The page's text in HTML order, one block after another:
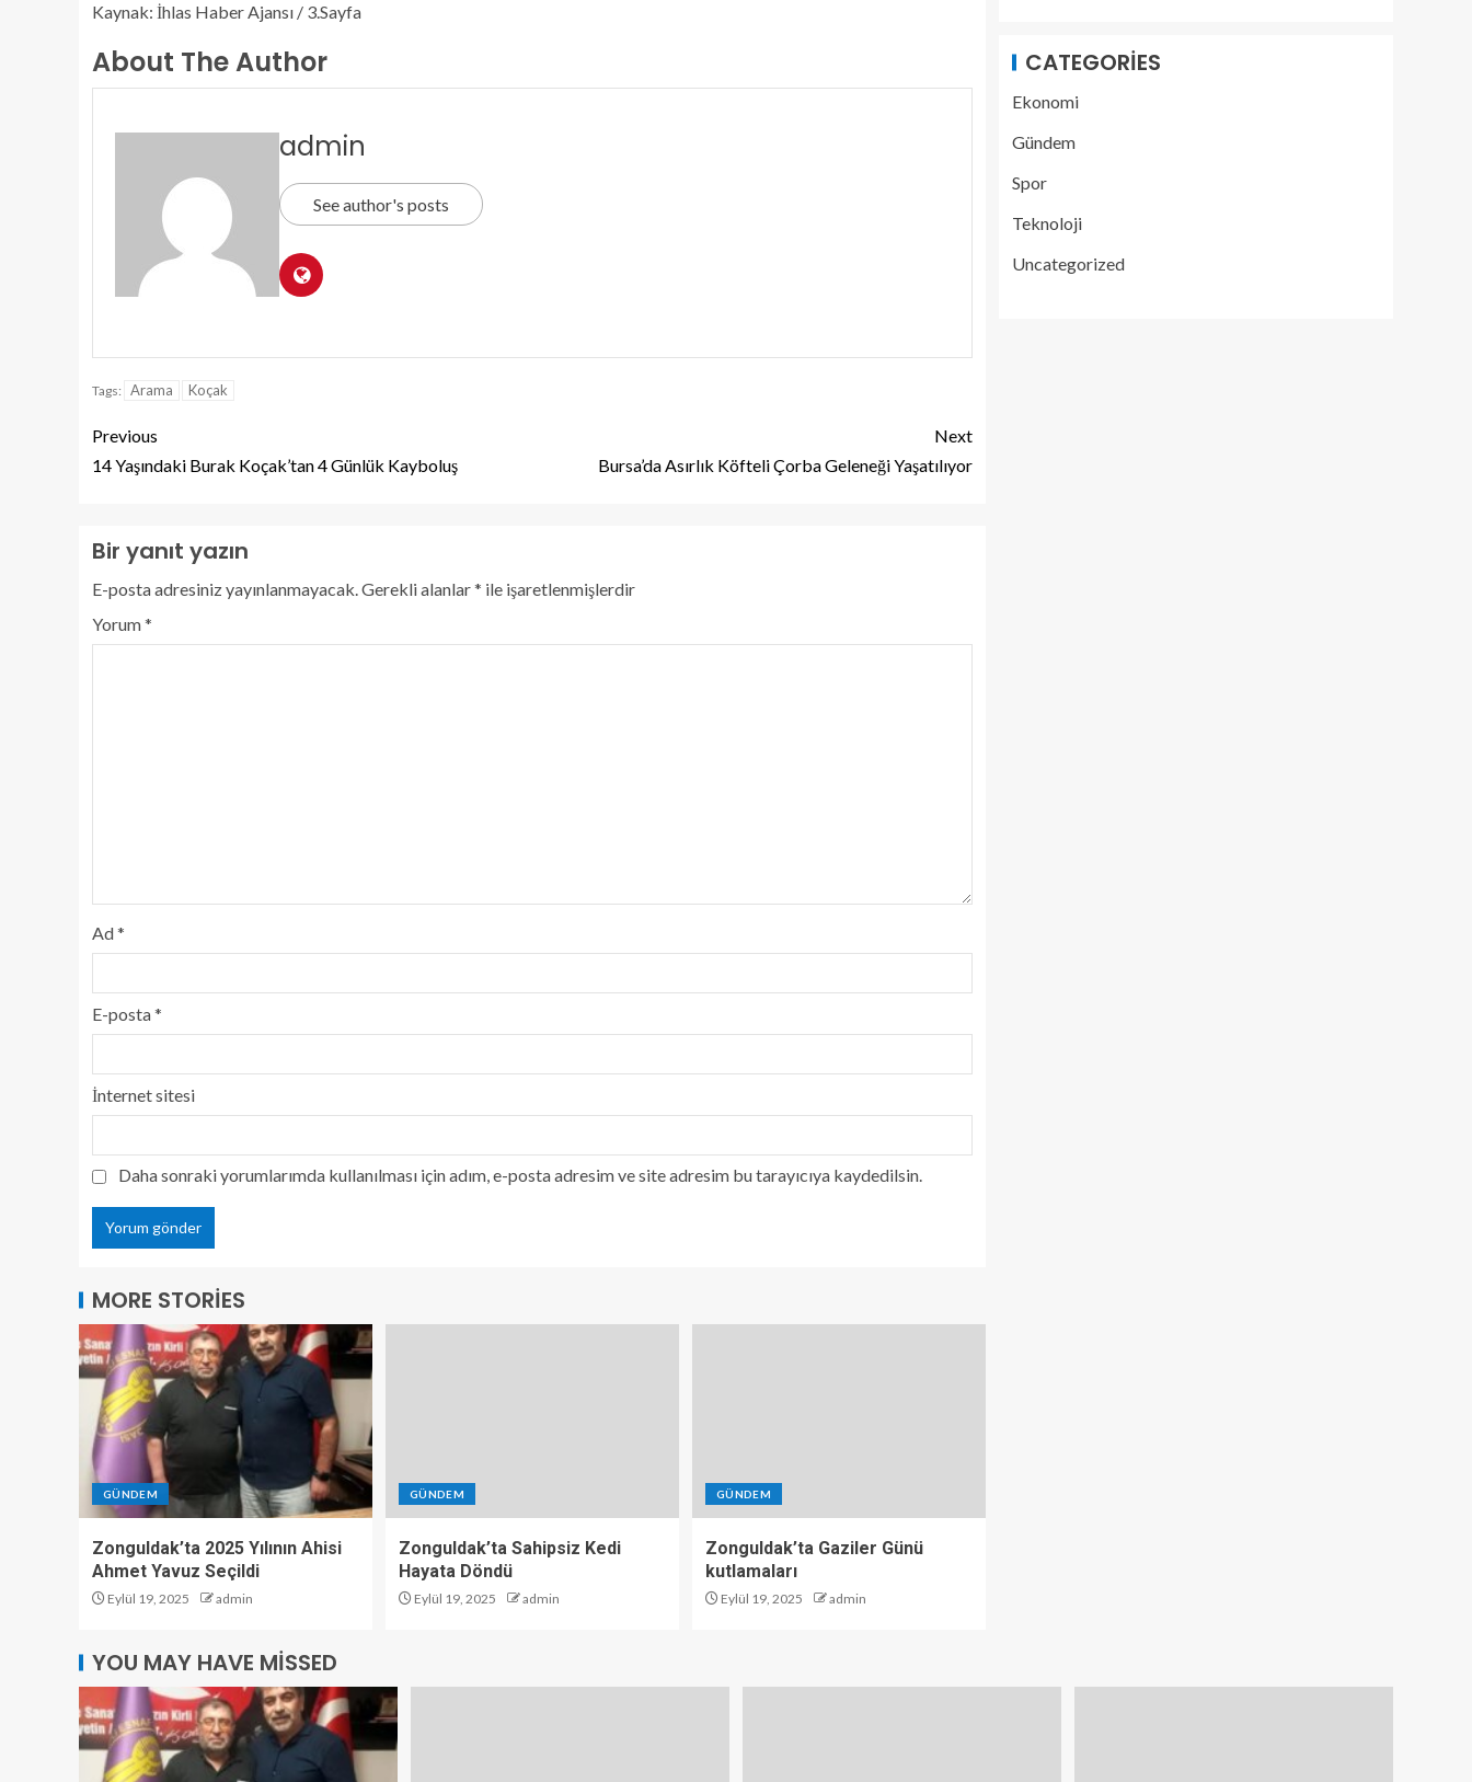
Kaynak: İhlas Haber Ajansı / 3.Sayfa
About The Author
admin
See author's posts
Tags: Arama Koçak
Previous
14 Yaşındaki Burak Koçak’tan 4 Günlük Kayboluş
Next
Bursa’da Asırlık Köfteli Çorba Geleneği Yaşatılıyor
Bir yanıt yazın
E-posta adresiniz yayınlanmayacak.Gerekli alanlar* ile işaretlenmişlerdir
Yorum*
Ad*
E-posta*
İnternet sitesi
Daha sonraki yorumlarımda kullanılması için adım, e-posta adresim ve site adresim bu tarayıcıya kaydedilsin.
MORE STORIES
GÜNDEM
Zonguldak’ta 2025 Yılının Ahisi
Ahmet Yavuz Seçildi
Eylül 19, 2025 admin
GÜNDEM
Zonguldak’ta Sahipsiz Kedi
Hayata Döndü
Eylül 19, 2025 admin
GÜNDEM
Zonguldak’ta Gaziler Günü
kutlamaları
Eylül 19, 2025 admin
CATEGORIES
Ekonomi
Gündem
Spor
Teknoloji
Uncategorized
YOU MAY HAVE MISSED